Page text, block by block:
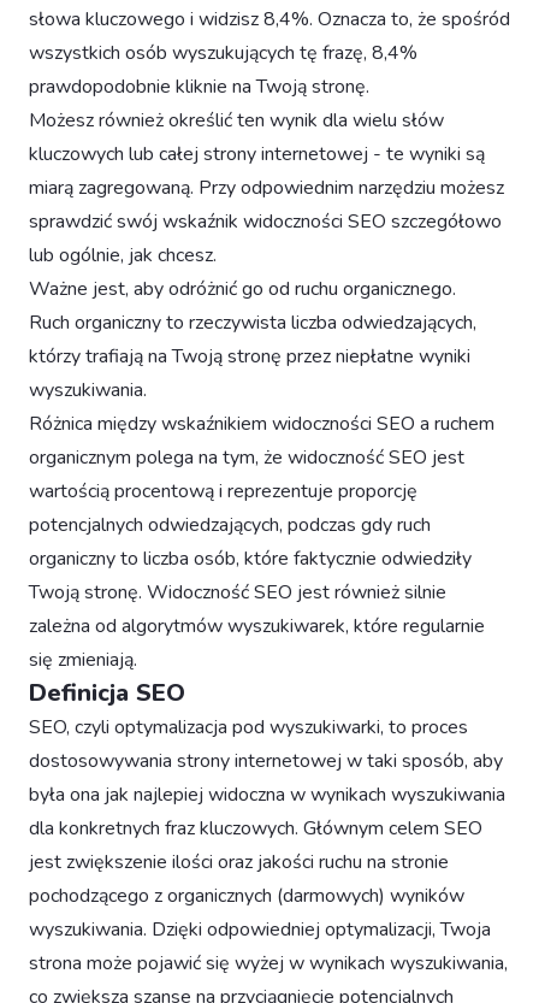
słowa kluczowego i widzisz 8,4%. Oznacza to, że spośród
wszystkich osób wyszukujących tę frazę, 8,4%
prawdopodobnie kliknie na Twoją stronę.
Możesz również określić ten wynik dla wielu słów
kluczowych lub całej strony internetowej - te wyniki są
miarą zagregowaną. Przy odpowiednim narzędziu możesz
sprawdzić swój wskaźnik widoczności SEO szczegółowo
lub ogólnie, jak chcesz.
Ważne jest, aby odróżnić go od ruchu organicznego.
Ruch organiczny to rzeczywista liczba odwiedzających,
którzy trafiają na Twoją stronę przez niepłatne wyniki
wyszukiwania.
Różnica między wskaźnikiem widoczności SEO a ruchem
organicznym polega na tym, że widoczność SEO jest
wartością procentową i reprezentuje proporcję
potencjalnych odwiedzających, podczas gdy ruch
organiczny to liczba osób, które faktycznie odwiedziły
Twoją stronę. Widoczność SEO jest również silnie
zależna od algorytmów wyszukiwarek, które regularnie
się zmieniają.
Definicja SEO
SEO, czyli optymalizacja pod wyszukiwarki, to proces
dostosowywania strony internetowej w taki sposób, aby
była ona jak najlepiej widoczna w wynikach wyszukiwania
dla konkretnych fraz kluczowych. Głównym celem SEO
jest zwiększenie ilości oraz jakości ruchu na stronie
pochodzącego z organicznych (darmowych) wyników
wyszukiwania. Dzięki odpowiedniej optymalizacji, Twoja
strona może pojawić się wyżej w wynikach wyszukiwania,
co zwiększa szanse na przyciągnięcie potencjalnych